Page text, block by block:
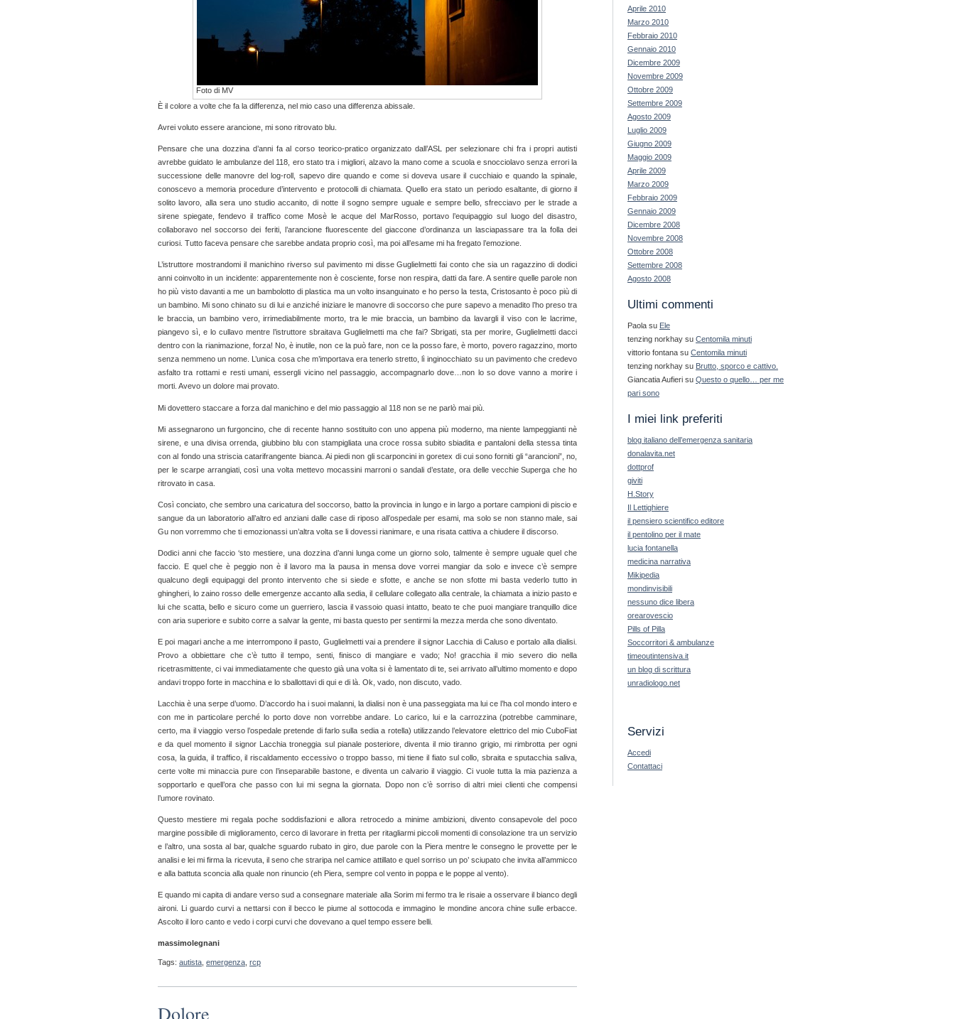
Foto di MV
È il colore a volte che fa la differenza, nel mio caso una differenza abissale.
Avrei voluto essere arancione, mi sono ritrovato blu.
Pensare che una dozzina d’anni fa al corso teorico-pratico organizzato dall’ASL per selezionare chi fra i propri autisti
avrebbe guidato le ambulanze del 118, ero stato tra i migliori, alzavo la mano come a scuola e snocciolavo senza errori la
successione delle manovre del log-roll, sapevo dire quando e come si doveva usare il cucchiaio e quando la spinale,
conoscevo a memoria procedure d’intervento e protocolli di chiamata. Quello era stato un periodo esaltante, di giorno il
solito lavoro, alla sera uno studio accanito, di notte il sogno sempre uguale e sempre bello, sfrecciavo per le strade a
sirene spiegate, fendevo il traffico come Mosè le acque del MarRosso, portavo l’equipaggio sul luogo del disastro,
collaboravo nel soccorso dei feriti, l’arancione fluorescente del giaccone d’ordinanza un lasciapassare tra la folla dei
curiosi. Tutto faceva pensare che sarebbe andata proprio così, ma poi all’esame mi ha fregato l’emozione.
L’istruttore mostrandomi il manichino riverso sul pavimento mi disse Guglielmetti fai conto che sia un ragazzino di dodici
anni coinvolto in un incidente: apparentemente non è cosciente, forse non respira, datti da fare. A sentire quelle parole non
ho più visto davanti a me un bambolotto di plastica ma un volto insanguinato e ho perso la testa, Cristosanto è poco più di
un bambino. Mi sono chinato su di lui e anziché iniziare le manovre di soccorso che pure sapevo a menadito l’ho preso tra
le braccia, un bambino vero, irrimediabilmente morto, tra le mie braccia, un bambino da lavargli il viso con le lacrime,
piangevo sì, e lo cullavo mentre l’istruttore sbraitava Guglielmetti ma che fai? Sbrigati, sta per morire, Guglielmetti dacci
dentro con la rianimazione, forza! No, è inutile, non ce la può fare, non ce la posso fare, è morto, povero ragazzino, morto
senza nemmeno un nome. L’unica cosa che m’importava era tenerlo stretto, lì inginocchiato su un pavimento che credevo
asfalto tra rottami e resti umani, essergli vicino nel passaggio, accompagnarlo dove…non lo so dove vanno a morire i
morti. Avevo un dolore mai provato.
Mi dovettero staccare a forza dal manichino e del mio passaggio al 118 non se ne parlò mai più.
Mi assegnarono un furgoncino, che di recente hanno sostituito con uno appena più moderno, ma niente lampeggianti nè
sirene, e una divisa orrenda, giubbino blu con stampigliata una croce rossa subito sbiadita e pantaloni della stessa tinta
con al fondo una striscia catarifrangente bianca. Ai piedi non gli scarponcini in goretex di cui sono forniti gli “arancioni”, no,
per le scarpe arrangiati, così una volta mettevo mocassini marroni o sandali d’estate, ora delle vecchie Superga che ho
ritrovato in casa.
Così conciato, che sembro una caricatura del soccorso, batto la provincia in lungo e in largo a portare campioni di piscio e
sangue da un laboratorio all’altro ed anziani dalle case di riposo all’ospedale per esami, ma solo se non stanno male, sai
Gu non vorremmo che ti emozionassi un’altra volta se li dovessi rianimare, e una risata cattiva a chiudere il discorso.
Dodici anni che faccio ‘sto mestiere, una dozzina d’anni lunga come un giorno solo, talmente è sempre uguale quel che
faccio. E quel che è peggio non è il lavoro ma la pausa in mensa dove vorrei mangiar da solo e invece c’è sempre
qualcuno degli equipaggi del pronto intervento che si siede e sfotte, e anche se non sfotte mi basta vederlo tutto in
ghingheri, lo zaino rosso delle emergenze accanto alla sedia, il cellulare collegato alla centrale, la chiamata a inizio pasto e
lui che scatta, bello e sicuro come un guerriero, lascia il vassoio quasi intatto, beato te che puoi mangiare tranquillo dice
con aria superiore e subito corre a salvar la gente, mi basta questo per sentirmi la mezza merda che sono diventato.
E poi magari anche a me interrompono il pasto, Guglielmetti vai a prendere il signor Lacchia di Caluso e portalo alla dialisi.
Provo a obbiettare che c’è tutto il tempo, senti, finisco di mangiare e vado; No! gracchia il mio severo dio nella
ricetrasmittente, ci vai immediatamente che questo già una volta si è lamentato di te, sei arrivato all’ultimo momento e dopo
andavi troppo forte in macchina e lo sballottavi di qui e di là. Ok, vado, non discuto, vado.
Lacchia è una serpe d’uomo. D’accordo ha i suoi malanni, la dialisi non è una passeggiata ma lui ce l’ha col mondo intero e
con me in particolare perché lo porto dove non vorrebbe andare. Lo carico, lui e la carrozzina (potrebbe camminare,
certo, ma il viaggio verso l’ospedale pretende di farlo sulla sedia a rotella) utilizzando l’elevatore elettrico del mio CuboFiat
e da quel momento il signor Lacchia troneggia sul pianale posteriore, diventa il mio tiranno grigio, mi rimbrotta per ogni
cosa, la guida, il traffico, il riscaldamento eccessivo o troppo basso, mi tiene il fiato sul collo, sbraita e sputacchia saliva,
certe volte mi minaccia pure con l’inseparabile bastone, e diventa un calvario il viaggio. Ci vuole tutta la mia pazienza a
sopportarlo e quell’ora che passo con lui mi segna la giornata. Dopo non c’è sorriso di altri miei clienti che compensi
l’umore rovinato.
Questo mestiere mi regala poche soddisfazioni e allora retrocedo a minime ambizioni, divento consapevole del poco
margine possibile di miglioramento, cerco di lavorare in fretta per ritagliarmi piccoli momenti di consolazione tra un servizio
e l’altro, una sosta al bar, qualche sguardo rubato in giro, due parole con la Piera mentre le consegno le provette per le
analisi e lei mi firma la ricevuta, il seno che straripa nel camice attillato e quel sorriso un po’ sciupato che invita all’ammicco
e alla battuta sconcia alla quale non rinuncio (eh Piera, sempre col vento in poppa e le poppe al vento).
E quando mi capita di andare verso sud a consegnare materiale alla Sorim mi fermo tra le risaie a osservare il bianco degli
aironi. Li guardo curvi a nettarsi con il becco le piume al sottocoda e immagino le mondine ancora chine sulle erbacce.
Ascolto il loro canto e vedo i corpi curvi che dovevano a quel tempo essere belli.
massimolegnani
Tags: autista emergenza rcp
Dolore
Aprile 2010
Marzo 2010
Febbraio 2010
Gennaio 2010
Dicembre 2009
Novembre 2009
Ottobre 2009
Settembre 2009
Agosto 2009
Luglio 2009
Giugno 2009
Maggio 2009
Aprile 2009
Marzo 2009
Febbraio 2009
Gennaio 2009
Dicembre 2008
Novembre 2008
Ottobre 2008
Settembre 2008
Agosto 2008
Ultimi commenti
Paola su Ele
tenzing norkhay su Centomila minuti
vittorio fontana su Centomila minuti
tenzing norkhay su Brutto, sporco e cattivo.
Giancatia Aufieri su Questo o quello… per me
pari sono
I miei link preferiti
blog italiano dell’emergenza sanitaria
donalavita.net
dottprof
giviti
H.Story
Il Lettighiere
il pensiero scientifico editore
il pentolino per il mate
lucia fontanella
medicina narrativa
Mikipedia
mondinvisibili
nessuno dice libera
orearovescio
Pills of Pilla
Soccorritori & ambulanze
timeoutintensiva.it
un blog di scrittura
unradiologo.net
Servizi
Accedi
Contattaci